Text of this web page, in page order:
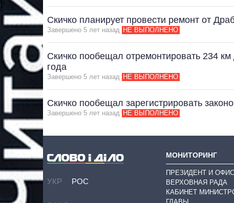
Скичко планирует провести ремонт от
Завершено 5 лет назад НЕ ВЫПОЛНЕНО
Скичко пообещал отремонтировать 234
года
Завершено 5 лет назад НЕ ВЫПОЛНЕНО
Скичко пообещал зарегистрировать
Завершено 5 лет назад НЕ ВЫПОЛНЕНО
УКР РОС
МОНИТОРИНГ
ПРЕЗИДЕНТ И ОФИС
ВЕРХОВНАЯ РАДА
КАБИНЕТ